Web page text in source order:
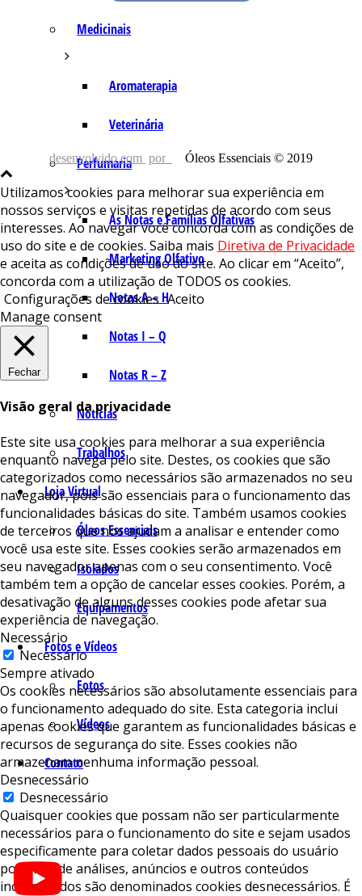
Medicinais
Aromaterapia
Veterinária
Perfumaria
As Notas e Famílias Olfativas
Marketing Olfativo
Notas A – H
Notas I – Q
Notas R – Z
Notícias
Trabalhos
Loja Virtual
Óleos Essenciais
Isolados
Equipamentos
Fotos e Vídeos
Fotos
Vídeos
Contato
desenvolvido com por Óleos Essenciais © 2019
Utilizamos cookies para melhorar sua experiência em
nossos serviços e visitas repetidas de acordo com seus
interesses. Ao navegar você concorda com as condições de
uso do site e de cookies. Saiba mais Diretiva de Privacidade
e aceita as condições de uso do site. Ao clicar em “Aceito”,
concorda com a utilização de TODOS os cookies.
Configurações de cookies Aceito
Manage consent
Fechar
Visão geral da privacidade
Este site usa cookies para melhorar a sua experiência
enquanto navega pelo site. Destes, os cookies que são
categorizados como necessários são armazenados no seu
navegador, pois são essenciais para o funcionamento das
funcionalidades básicas do site. Também usamos cookies
de terceiros que nos ajudam a analisar e entender como
você usa este site. Esses cookies serão armazenados em
seu navegador apenas com o seu consentimento. Você
também tem a opção de cancelar esses cookies. Porém, a
desativação de alguns desses cookies pode afetar sua
experiência de navegação.
Necessário
Necessário
Sempre ativado
Os cookies necessários são absolutamente essenciais para
o funcionamento adequado do site. Esta categoria inclui
apenas cookies que garantem as funcionalidades básicas e
recursos de segurança do site. Esses cookies não
armazenam nenhuma informação pessoal.
Desnecessário
Desnecessário
Quaisquer cookies que possam não ser particularmente
necessários para o funcionamento do site e sejam usados ​​
especificamente para coletar dados pessoais do usuário
por meio de análises, anúncios e outros conteúdos
incorporados são denominados cookies desnecessários. É